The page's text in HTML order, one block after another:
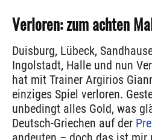
Verloren: zum achten
Duisburg, Lübeck,
Ingolstadt, Halle und nun
hat mit Trainer Argirios
einziges Spiel verloren.
unbedingt alles Gold, was
Deutsch-Griechen auf der